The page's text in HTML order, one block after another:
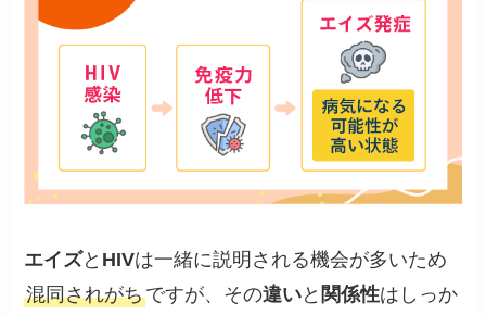
エイズと HIVは一緒に説明される機会が多いため
混同されがちですが、その違いと 関係性はしっか